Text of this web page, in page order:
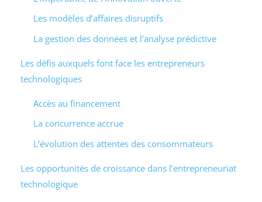
Les modèles d’affaires disruptifs
La gestion des données et l’analyse prédictive
Les défis auxquels font face les entrepreneurs
technologiques
Accès au financement
La concurrence accrue
L’évolution des attentes des consommateurs
Les opportunités de croissance dans l’entrepreneuriat
technologique